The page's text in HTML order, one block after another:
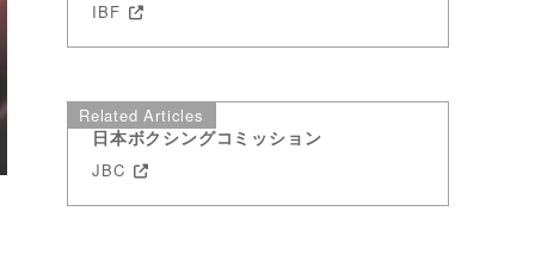
IBF
Related Articles
日本ボクシングコミッション
JBC